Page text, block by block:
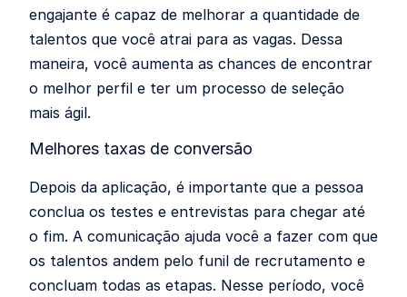
engajante é capaz de melhorar a quantidade de
talentos que você atrai para as vagas. Dessa
maneira, você aumenta as chances de encontrar
o melhor perfil e ter um processo de seleção
mais ágil.
Melhores taxas de conversão
Depois da aplicação, é importante que a pessoa
conclua os testes e entrevistas para chegar até
o fim. A comunicação ajuda você a fazer com que
os talentos andem pelo funil de recrutamento e
concluam todas as etapas. Nesse período, você